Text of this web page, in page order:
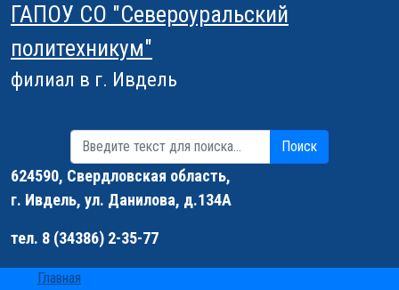
ГАПОУ СО "Североуральский
политехникум"
филиал в г. Ивдель
Поиск Поиск
624590, Свердловская область,
г. Ивдель, ул. Данилова, д.134А
тел. 8 (34386) 2-35-77
Главная